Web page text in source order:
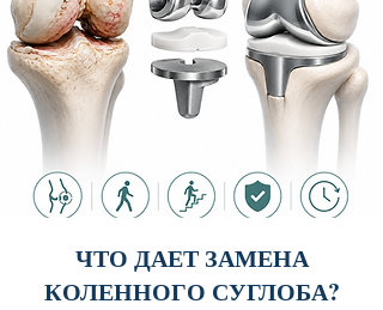
ЧТО ДАЕТ ЗАМЕНА
КОЛЕННОГО СУГЛОБА?